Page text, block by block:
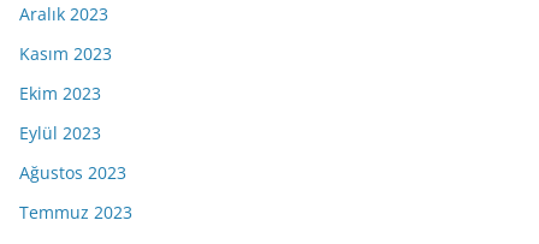
Aralık 2023
Kasım 2023
Ekim 2023
Eylül 2023
Ağustos 2023
Temmuz 2023